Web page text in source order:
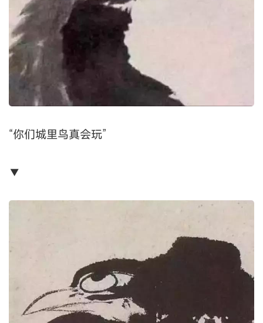
“你们城里鸟真会玩”
▼